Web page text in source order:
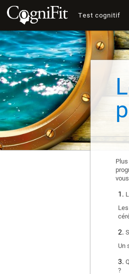
Test cognitif
Un
?